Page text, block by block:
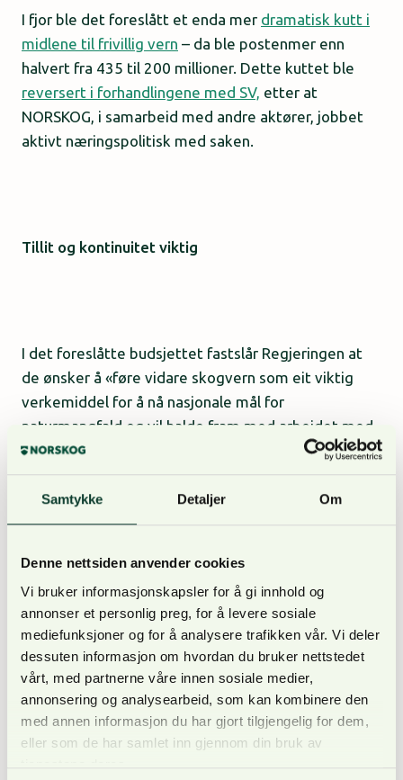
Samtykke Detaljer Om
Denne nettsiden anvender cookies
Vi bruker informasjonskapsler for å gi innhold og
annonser et personlig preg, for å levere sosiale
mediefunksjoner og for å analysere trafikken vår. Vi deler
dessuten informasjon om hvordan du bruker nettstedet
vårt, med partnerne våre innen sosiale medier,
annonsering og analysearbeid, som kan kombinere den
med annen informasjon du har gjort tilgjengelig for dem,
eller som de har samlet inn gjennom din bruk av
I fjor ble det foreslått et enda mer dramatisk kutt i
midlene til frivillig vern – da ble postenmer enn
halvert fra 435 til 200 millioner. Dette kuttet ble
reversert i forhandlingene med SV, etter at
NORSKOG, i samarbeid med andre aktører, jobbet
aktivt næringspolitisk med saken.
Tillit og kontinuitet viktig
I det foreslåtte budsjettet fastslår Regjeringen at
de ønsker å «føre vidare skogvern som eit viktig
verkemiddel for å nå nasjonale mål for
naturmangfald og vil halde fram med arbeidet med
å sikre at skogvernet er treffsikkert». Til tross for
dette vises til det til at man av hensyn til det
samlede budsjettet foreslår å redusere bevilgninger
til frivillig skogvern med 170 mill. kroner.
– For å opprettholde tilliten til ordningen med
frivillig vern, må, som et minimum, midlene i årets
reviderte budsjett videreføres. For NORSKOG er det
viktig med forutsigbarhet i bevilgningen. I tillegg må
ventetiden for skogeiere som har inngått avtale om
vern, men som ikke har mottatt kompensasjon,